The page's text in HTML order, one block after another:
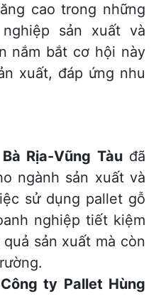
cao trong những
sản xuất và
nắm bắt cơ hội này
xuất, đáp ứng nhu
Bà Rịa-Vũng Tàuđã
ngành sản xuất và
sử dụng pallet gỗ
nghiệp tiết kiệm
sản xuất mà còn
ty Pallet Hùng